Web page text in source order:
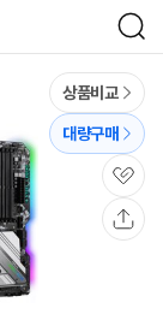
검
색
상품비교
대량구매
관
심